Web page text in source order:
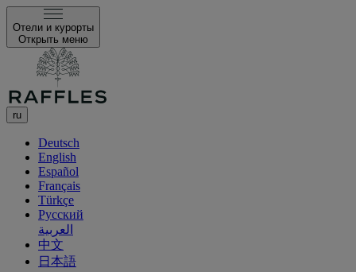
Отели и курорты
Открыть меню
ru
Deutsch
English
Español
Français
Türkçe
Русский
العربية
中文
日本語